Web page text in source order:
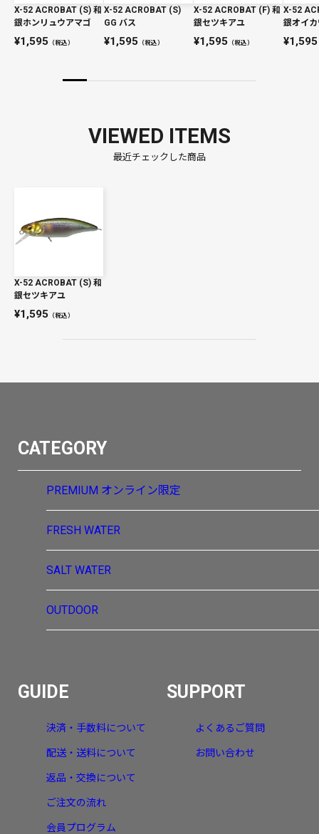
X-52 ACROBAT (S) 和
銀ホンリュウアマゴ
1,595 （税込）
X-52 ACROBAT (S)
GG バス
1,595（税込）
X-52 ACROBAT (F) 和
銀セツキアユ
1,595（税込）
X-52
銀オイカ
1,595
VIEWED ITEMS
最近チェックした商品
X-52 ACROBAT (S) 和
銀セツキアユ
1,595 （税込）
CATEGORY
PREMIUM オンライン限定
FRESH WATER
SALT WATER
OUTDOOR
GUIDE
決済・手数料について
配送・送料について
返品・交換について
ご注文の流れ
会員プログラム
SUPPORT
よくあるご質問
お問い合わせ